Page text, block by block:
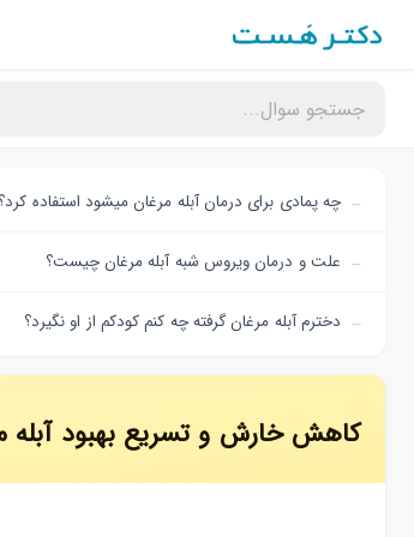
چه پمادی برای درمان آبله مرغان میشود استفاده کرد؟
علت و درمان ویروس شبه آبله مرغان چیست؟
دخترم آبله مرغان گرفته چه کنم کودکم از او نگیرد؟
کاهش خارش و تسریع بهبود آبله